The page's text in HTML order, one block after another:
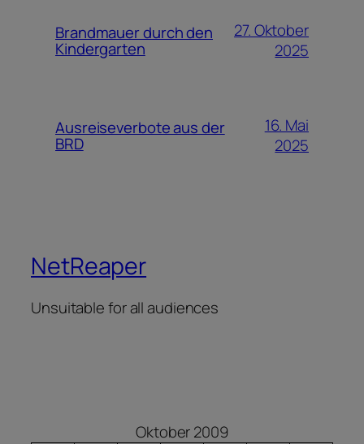
Brandmauer durch den
Kindergarten
27. Oktober
2025
Ausreiseverbote aus der
BRD
16. Mai
2025
NetReaper
Unsuitable for all audiences
Oktober 2009